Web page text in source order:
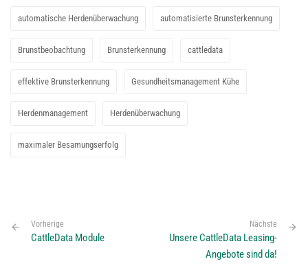
automatische Herdenüberwachung automatisierte Brunsterkennung
Brunstbeobachtung Brunsterkennung cattledata
effektive Brunsterkennung Gesundheitsmanagement Kühe
Herdenmanagement Herdenüberwachung
maximaler Besamungserfolg
Vorherige
CattleData Module
Nächste
Unsere CattleData Leasing-
Angebote sind da!